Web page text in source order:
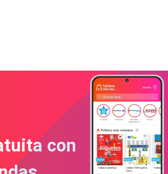
con